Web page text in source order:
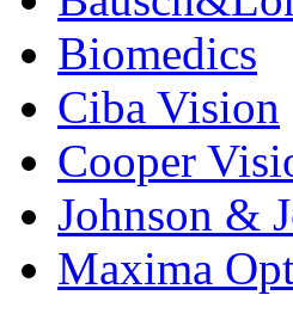
Biomedics
Ciba Vision
Cooper
Johnson &
Maxima